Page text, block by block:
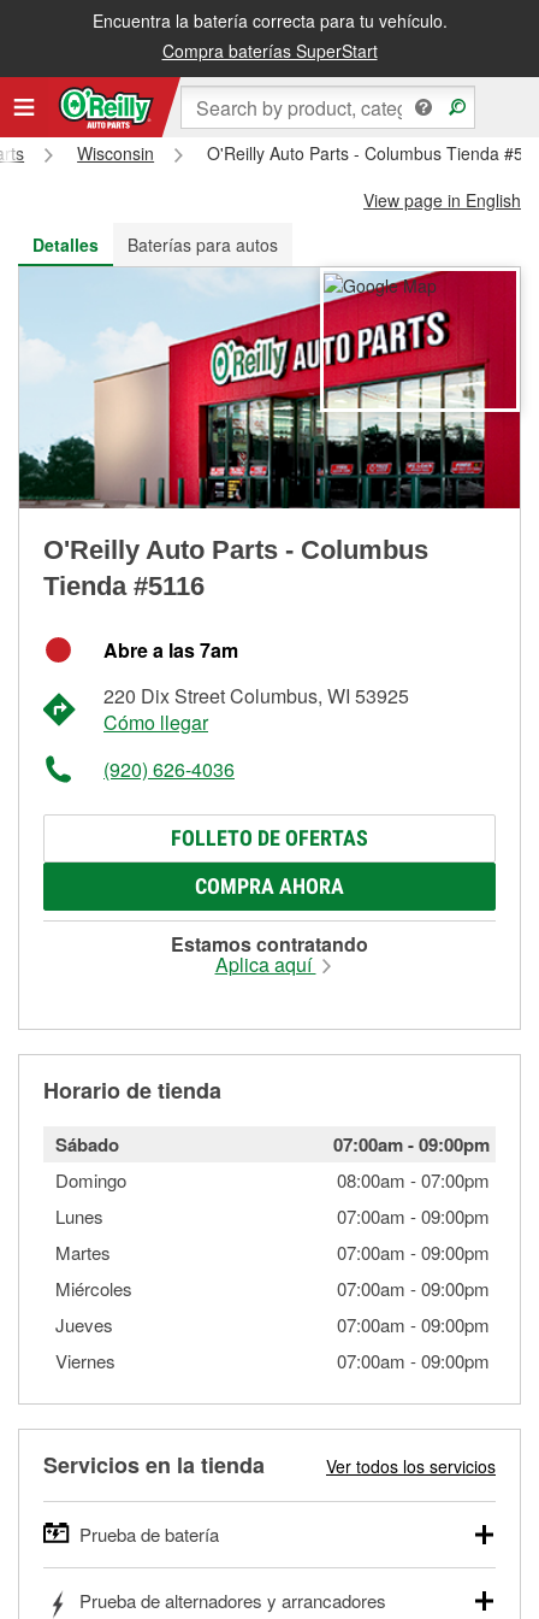
Encuentra la batería correcta para tu vehículo.
Compra baterías SuperStart
Recibe tu orden gratis al día siguiente o recógela en la tienda
Wisconsin
O'Reilly Auto Parts - Columbus Tienda
View page in English
Detalles
Baterías para autos
O'Reilly Auto Parts - Columbus
Tienda #5116
Abre a las 7am
220 Dix Street Columbus, WI 53925
Cómo llegar
(920) 626-4036
FOLLETO DE OFERTAS
COMPRA AHORA
Estamos contratando
Aplica aquí
Horario de tienda
Sábado 07:00am-09:00pm
Domingo 08:00am -07:00pm
Lunes
07:00am -09:00pm
Martes
07:00am -09:00pm
Miércoles
07:00am -09:00pm
Jueves
07:00am -09:00pm
Viernes
07:00am -09:00pm
Servicios en la tienda Ver todos los servicios
Prueba de batería
autos, camionetas, SUVs, vehículos comerciales y
Prueba de alternadores y arrancadores